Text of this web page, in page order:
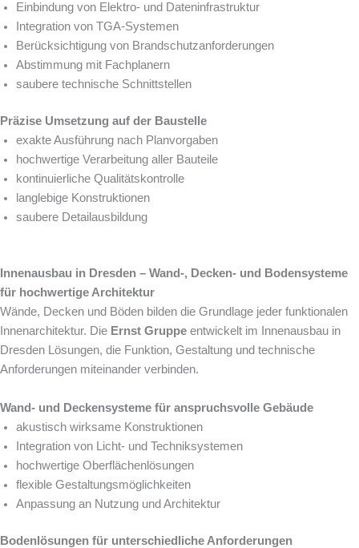
Einbindung von Elektro- und Dateninfrastruktur
Integration von TGA-Systemen
Berücksichtigung von Brandschutzanforderungen
Abstimmung mit Fachplanern
saubere technische Schnittstellen
Präzise Umsetzung auf der Baustelle
exakte Ausführung nach Planvorgaben
hochwertige Verarbeitung aller Bauteile
kontinuierliche Qualitätskontrolle
langlebige Konstruktionen
saubere Detailausbildung
Innenausbau in Dresden – Wand-, Decken- und Bodensysteme
für hochwertige Architektur
Wände, Decken und Böden bilden die Grundlage jeder funktionalen
Innenarchitektur. Die Ernst Gruppe entwickelt im Innenausbau in
Dresden Lösungen, die Funktion, Gestaltung und technische
Anforderungen miteinander verbinden.
Wand- und Deckensysteme für anspruchsvolle Gebäude
akustisch wirksame Konstruktionen
Integration von Licht- und Techniksystemen
hochwertige Oberflächenlösungen
flexible Gestaltungsmöglichkeiten
Anpassung an Nutzung und Architektur
Bodenlösungen für unterschiedliche Anforderungen